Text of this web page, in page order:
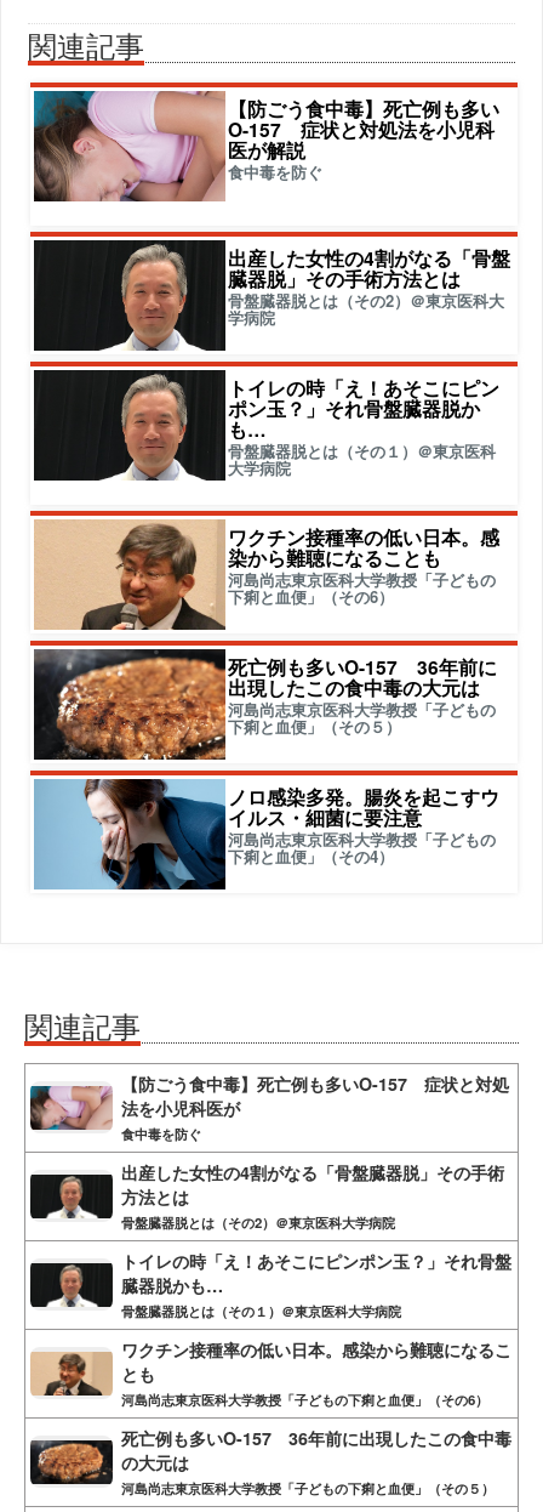
関連記事
【防ごう食中毒】死亡例も多い
O-157 症状と対処法を小児科
医が解説
食中毒を防ぐ
出産した女性の4割がなる「骨盤
臓器脱」その手術方法とは
骨盤臓器脱とは（その2）＠東京医科大
学病院
トイレの時「え！あそこにピン
ポン玉？」それ骨盤臓器脱か
も…
骨盤臓器脱とは（その１）＠東京医科
大学病院
ワクチン接種率の低い日本。感
染から難聴になることも
河島尚志東京医科大学教授「子どもの
下痢と血便」（その6）
死亡例も多いO-157 36年前に
出現したこの食中毒の大元は
河島尚志東京医科大学教授「子どもの
下痢と血便」（その５）
ノロ感染多発。腸炎を起こすウ
イルス・細菌に要注意
河島尚志東京医科大学教授「子どもの
下痢と血便」（その4）
関連記事
【防ごう食中毒】死亡例も多いO-157 症状と対処
法を小児科医が
食中毒を防ぐ
出産した女性の4割がなる「骨盤臓器脱」その手術
方法とは
骨盤臓器脱とは（その2）＠東京医科大学病院
トイレの時「え！あそこにピンポン玉？」それ骨盤
臓器脱かも…
骨盤臓器脱とは（その１）＠東京医科大学病院
ワクチン接種率の低い日本。感染から難聴になるこ
とも
河島尚志東京医科大学教授「子どもの下痢と血便」（その6）
死亡例も多いO-157 36年前に出現したこの食中毒
の大元は
河島尚志東京医科大学教授「子どもの下痢と血便」（その５）